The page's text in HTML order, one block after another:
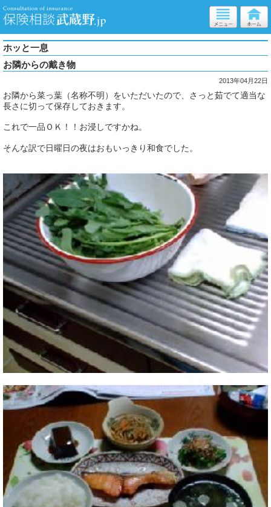
ホッと一息
お隣からの戴き物
2013年04月22日
お隣から菜っ葉（名称不明）をいただいたので、さっと茹でて適当な
長さに切って保存しておきます。
これで一品ＯＫ！！お浸しですかね。
そんな訳で日曜日の夜はおもいっきり和食でした。